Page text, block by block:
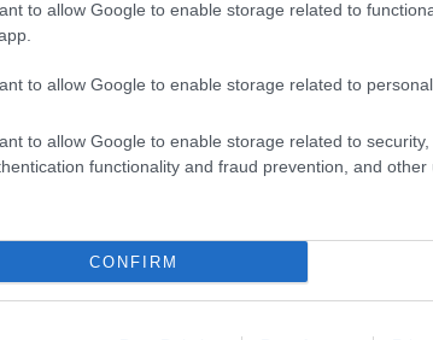
to allow Google to enable storage related to
to allow Google to enable storage related to
to allow Google to enable storage related to security,
functionality and fraud prevention, and other
CONFIRM
Amerikai Életforma